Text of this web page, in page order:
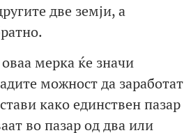
две земји, а
мерка ќе значи
можност да заработат
како единствен пазар
во пазар од два или